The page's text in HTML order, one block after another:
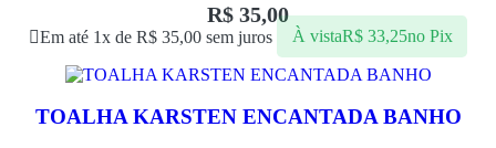
R$ 35,00
Em até 1x de R$35,00sem juros À vistaR$33,25no Pix
TOALHA KARSTEN ENCANTADA BANHO